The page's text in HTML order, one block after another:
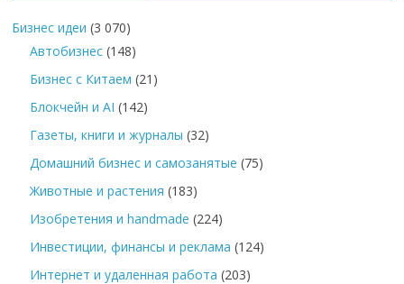
Бизнес идеи (3 070)
Автобизнес (148)
Бизнес с Китаем (21)
Блокчейн и AI (142)
Газеты, книги и журналы (32)
Домашний бизнес и самозанятые (75)
Животные и растения (183)
Изобретения и handmade (224)
Инвестиции, финансы и реклама (124)
Интернет и удаленная работа (203)